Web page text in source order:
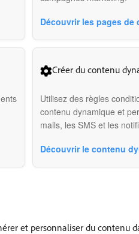
Découvrir les pages de
Créer du contenu
Utilisez des règles
contenu dynamique et
mails, les SMS et les
Découvrir le contenu
et personnaliser du contenu